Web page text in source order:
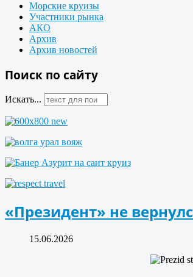
Морские круизы
Участники рынка
АКО
Архив
Архив новостей
Поиск по сайту
Искать...
«Президент» не
15.06.2026